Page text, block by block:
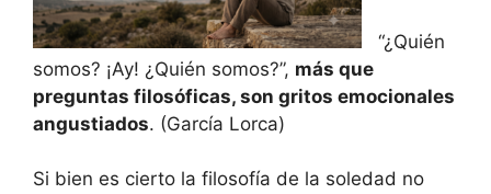
“¿Quién
somos? ¡Ay! ¿Quién somos?”, más que
preguntas filosóficas, son gritos emocionales
angustiados. (García Lorca)
Si bien es cierto la filosofía de la soledad no